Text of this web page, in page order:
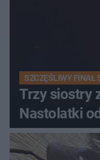
SZCZĘŚLIWY FINAŁ
Trzy siostry
Nastolatki